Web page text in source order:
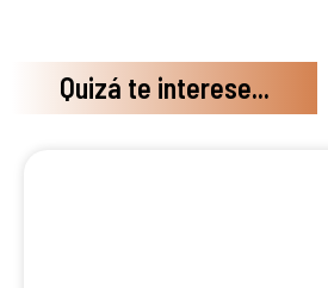
Quizá te interese...